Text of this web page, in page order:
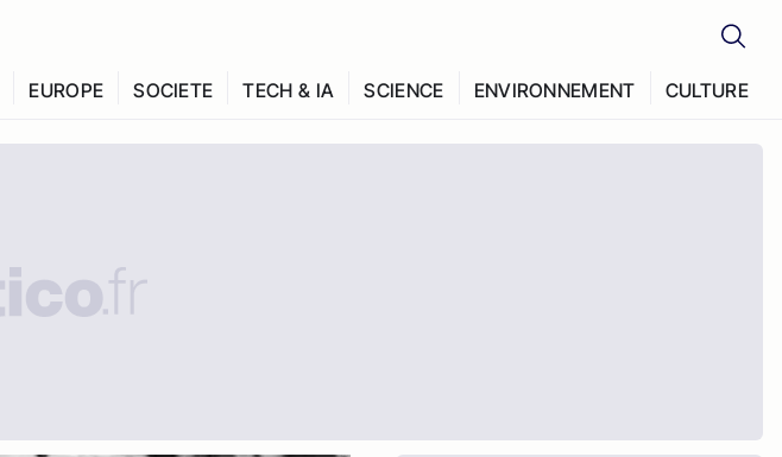
EUROPE SOCIETE TECH & IA SCIENCE ENVIRONNEMENT CULTURE